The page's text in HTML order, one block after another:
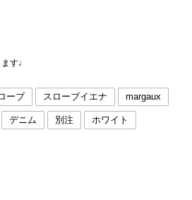
す♩
ーブ スローブイエナ margaux
デニム 別注 ホワイト